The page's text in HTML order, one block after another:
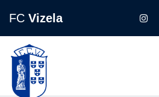
FC Vizela